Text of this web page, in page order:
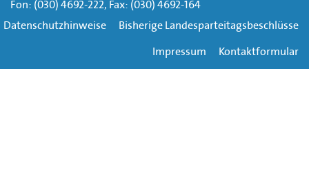
Fon: (030) 4692-222, Fax: (030) 4692-164
Datenschutzhinweise
Bisherige Landesparteitagsbeschlüsse
Impressum
Kontaktformular